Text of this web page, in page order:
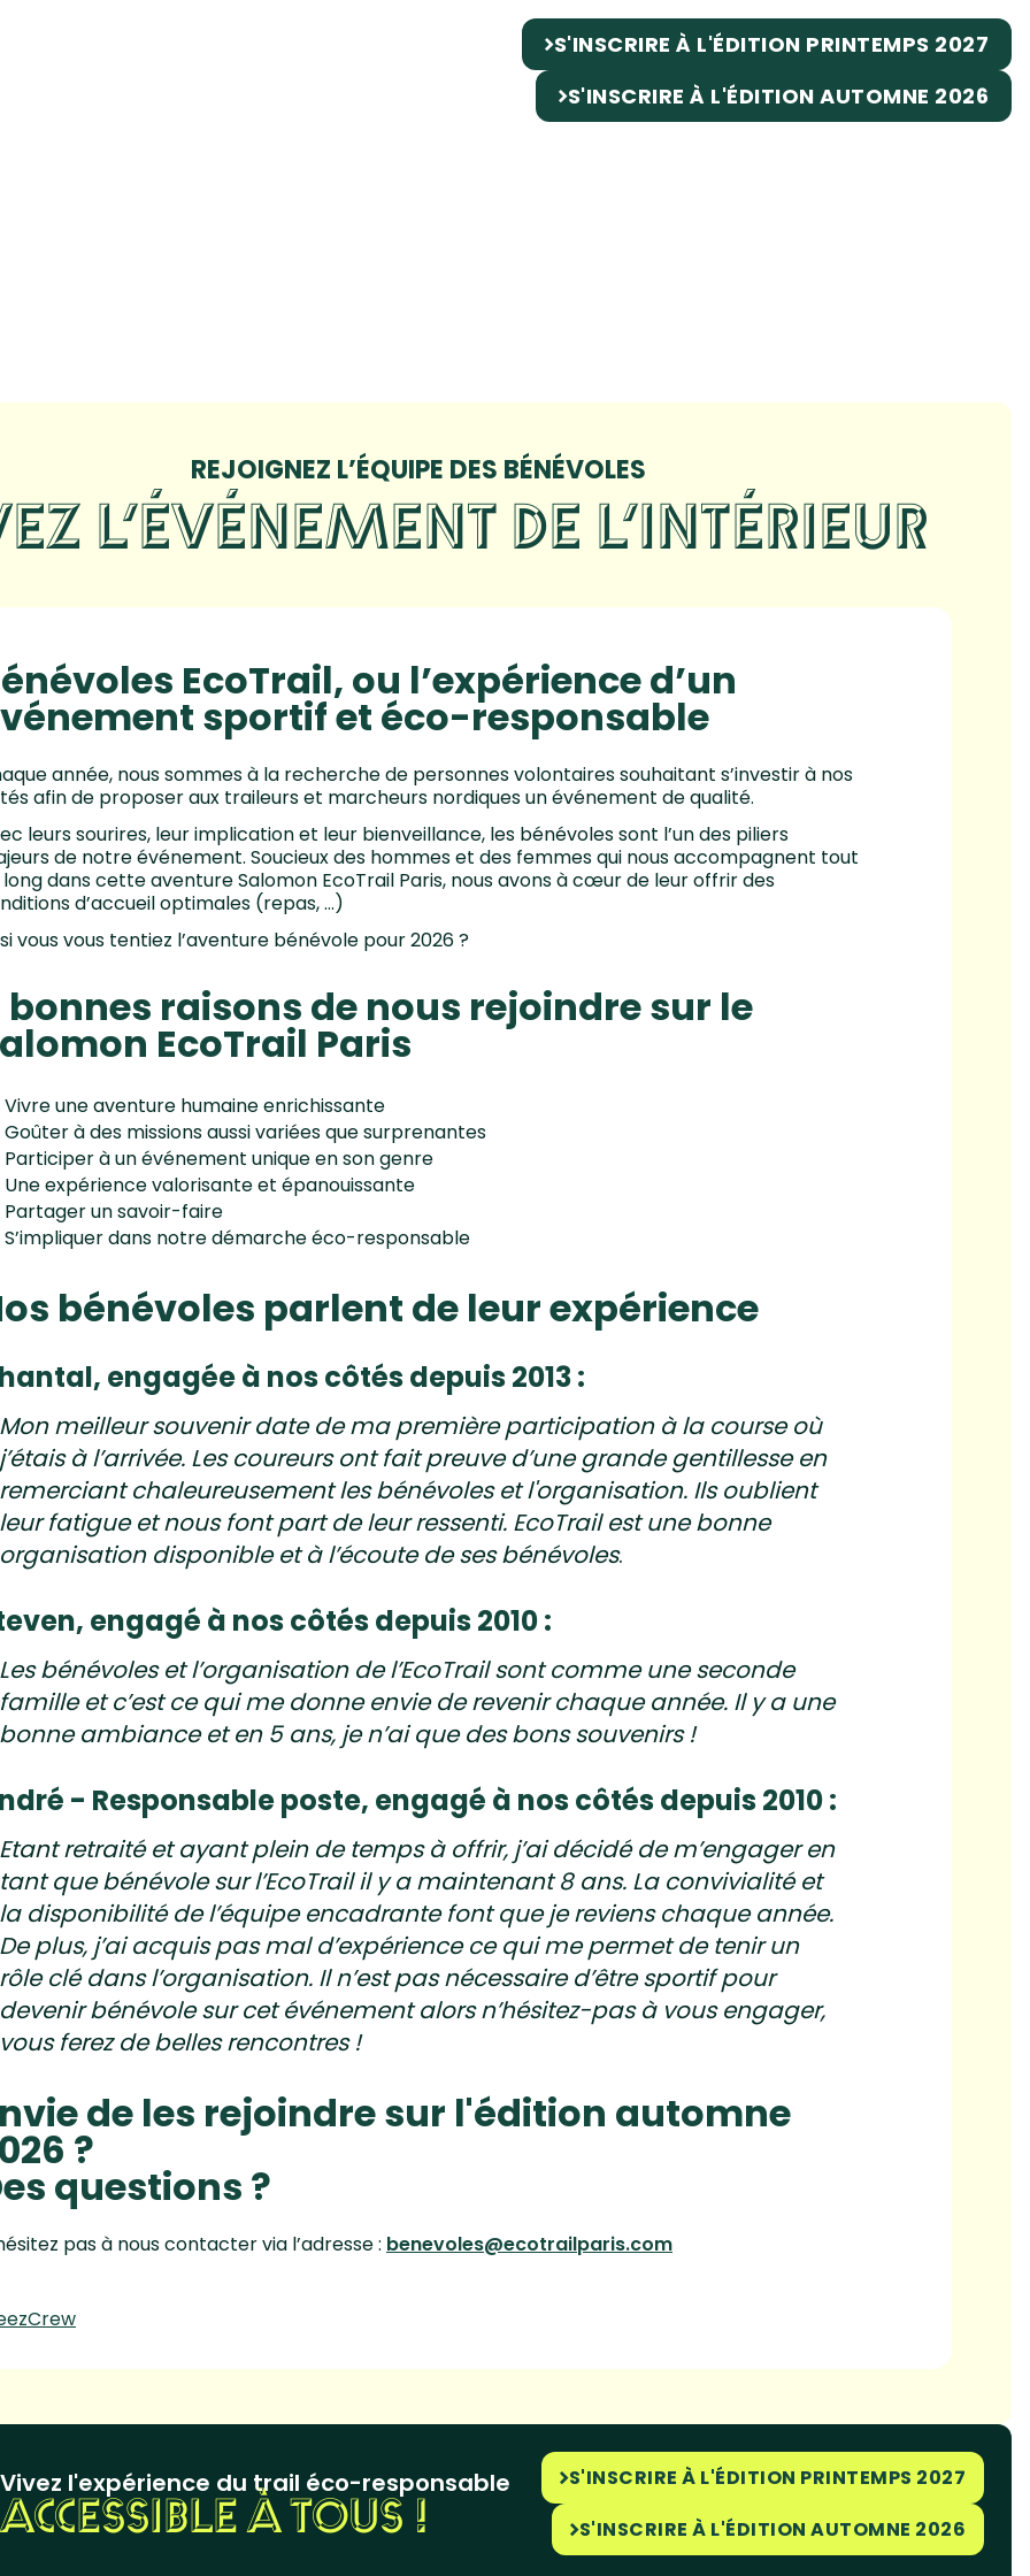
S'INSCRIRE À L'ÉDITION PRINTEMPS 2027
S'INSCRIRE À L'ÉDITION AUTOMNE 2026
REJOIGNEZ L’ÉQUIPE DES BÉNÉVOLES
L’ÉVÉNEMENT DE L’INTÉRIEUR
EcoTrail, ou l’expérience d’un
sportif et éco-responsable
année, nous sommes à la recherche de personnes volontaires souhaitant s’investir à nos
afin de proposer aux traileurs et marcheurs nordiques un événement de qualité.
leurs sourires, leur implication et leur bienveillance, les bénévoles sont l’un des piliers
de notre événement. Soucieux des hommes et des femmes qui nous accompagnent tout
long dans cette aventure Salomon EcoTrail Paris, nous avons à cœur de leur offrir des
d’accueil optimales (repas, …)
vous vous tentiez l’aventure bénévole pour 2026 ?
bonnes raisons de nous rejoindre sur le
EcoTrail Paris
Vivre une aventure humaine enrichissante
Goûter à des missions aussi variées que surprenantes
Participer à un événement unique en son genre
Une expérience valorisante et épanouissante
Partager un savoir-faire
S’impliquer dans notre démarche éco-responsable
bénévoles parlent de leur expérience
engagée à nos côtés depuis 2013 :
Mon meilleur souvenir date de ma première participation à la course où
j’étais à l’arrivée. Les coureurs ont fait preuve d’une grande gentillesse en
remerciant chaleureusement les bénévoles et l'organisation. Ils oublient
leur fatigue et nous font part de leur ressenti. EcoTrail est une bonne
organisation disponible et à l’écoute de ses bénévoles.
engagé à nos côtés depuis 2010 :
Les bénévoles et l’organisation de l’EcoTrail sont comme une seconde
famille et c’est ce qui me donne envie de revenir chaque année. Il y a une
bonne ambiance et en 5 ans, je n’ai que des bons souvenirs !
- Responsable poste, engagé à nos côtés depuis 2010 :
Etant retraité et ayant plein de temps à offrir, j’ai décidé de m’engager en
tant que bénévole sur l’EcoTrail il y a maintenant 8 ans. La convivialité et
la disponibilité de l’équipe encadrante font que je reviens chaque année.
De plus, j’ai acquis pas mal d’expérience ce qui me permet de tenir un
rôle clé dans l’organisation. Il n’est pas nécessaire d’être sportif pour
devenir bénévole sur cet événement alors n’hésitez-pas à vous engager,
vous ferez de belles rencontres !
de les rejoindre sur l'édition automne
?
questions ?
pas à nous contacter via l’adresse : benevoles@ecotrailparis.com
Vivez l'expérience du trail éco-responsable
ACCESSIBLE À TOUS !
S'INSCRIRE À L'ÉDITION PRINTEMPS 2027
S'INSCRIRE À L'ÉDITION AUTOMNE 2026